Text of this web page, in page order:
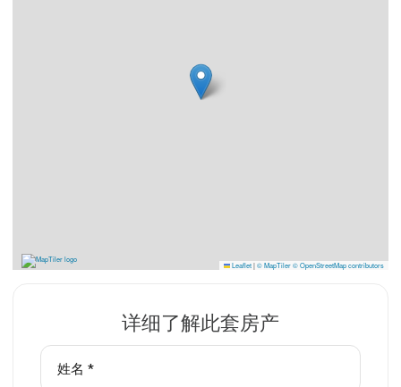
Leaflet|© MapTiler© OpenStreetMap contributors
详细了解此套房产